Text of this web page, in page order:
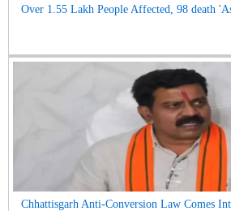
Over 1.55 Lakh People Affected, 98 death
Chhattisgarh Anti-Conversion Law Comes